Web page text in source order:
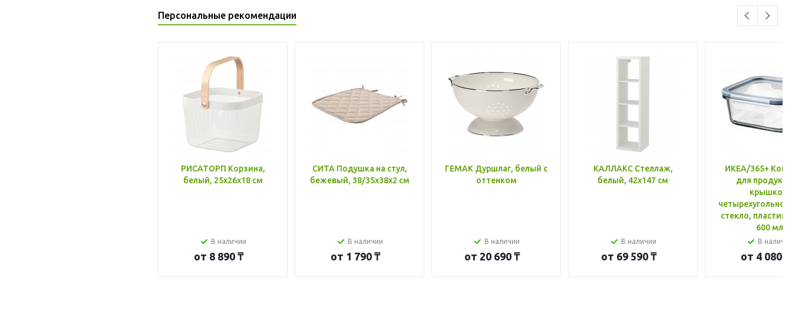
Персональные рекомендации
РИСАТОРП Корзина,
белый, 25x26x18 см
В наличии
от 8 890 ₸
СИТА Подушка на стул,
бежевый, 38/35x38x2 см
В наличии
от 1 790 ₸
ГЕМАК Дуршлаг, белый с
оттенком
В наличии
от 20 690 ₸
КАЛЛАКС Стеллаж,
белый, 42x147 см
В наличии
от 69 590 ₸
ИКЕА/365+
для
крышкой,
стекло, пластик
600 мл
В
от 4 080 ₸